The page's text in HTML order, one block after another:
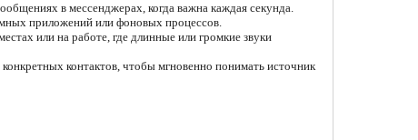
в мессенджерах, когда важна каждая секунда.
приложений или фоновых процессов.
или на работе, где длинные или громкие звуки
контактов, чтобы мгновенно понимать источник